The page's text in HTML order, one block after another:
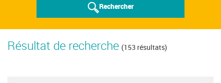
Rechercher
Résultat de recherche (153 résultats)